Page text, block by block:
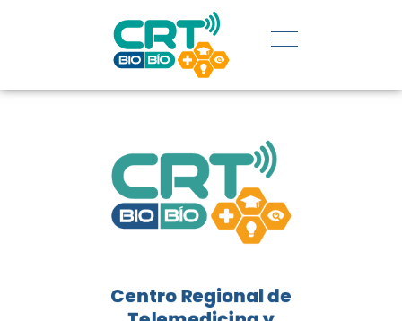
REGIÓN:
CONOCE
LOGROS
DE CRT
BIOBÍO
Centro Regional de